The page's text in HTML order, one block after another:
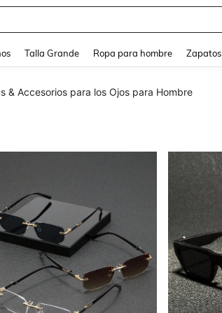
Fiesta De Gala
Talla Grande Ropa para hombre Zapatos
& Accesorios para los Ojos para Hombre